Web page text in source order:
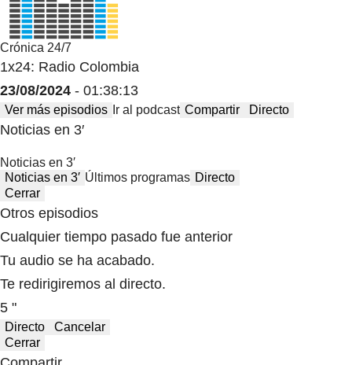
Crónica 24/7
1x24: Radio Colombia
23/08/2024 - 01:38:13
Ver más episodios Ir al podcast Compartir Directo
Noticias en 3′
Noticias en 3′
Noticias en 3′ Últimos programas Directo
Cerrar
Otros episodios
Cualquier tiempo pasado fue anterior
Tu audio se ha acabado.
Te redirigiremos al directo.
5 "
Directo
Cancelar
Cerrar